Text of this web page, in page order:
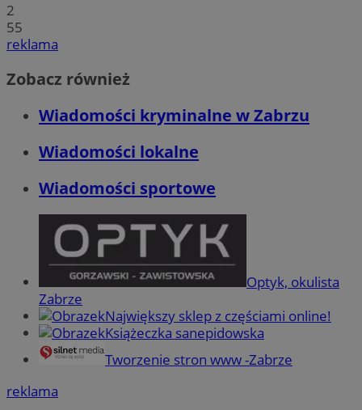
2
55
reklama
Zobacz również
Wiadomości kryminalne w Zabrzu
Wiadomości lokalne
Wiadomości sportowe
Optyk, okulista
Zabrze
Największy sklep z częściami online!
Książeczka sanepidowska
Tworzenie stron www -Zabrze
reklama